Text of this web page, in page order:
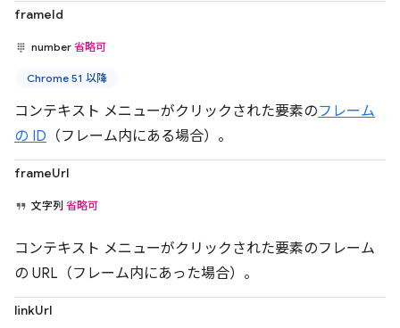
frameId
number 省略可
Chrome 51 以降
コンテキスト メニューがクリックされた要素のフレーム
の ID （フレーム内にある場合）。
frameUrl
文字列 省略可
コンテキスト メニューがクリックされた要素のフレーム
の URL（フレーム内にあった場合）。
linkUrl